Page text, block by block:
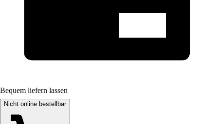
Bequem liefern lassen
Nicht online bestellbar